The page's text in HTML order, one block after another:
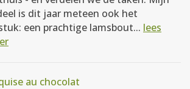
is dit jaar meteen ook het
een prachtige lamsbout... lees
au chocolat